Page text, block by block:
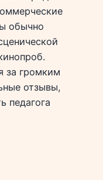
обычно
за громким
отзывы,
педагога